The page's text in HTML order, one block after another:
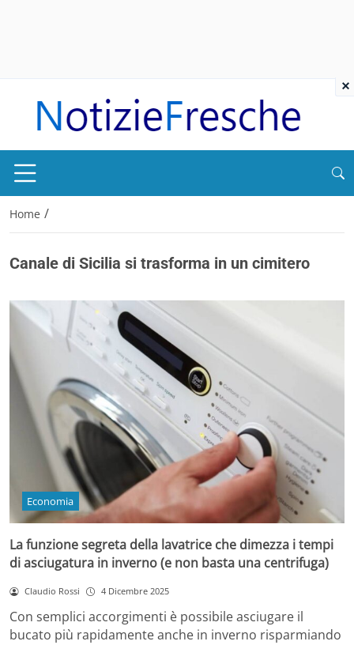
Home /
Canale di Sicilia si trasforma in un cimitero
Economia
La funzione segreta della lavatrice che dimezza i tempi
di asciugatura in inverno (e non basta una centrifuga)
Claudio Rossi 4 Dicembre 2025
Con semplici accorgimenti è possibile asciugare il
bucato più rapidamente anche in inverno risparmiando
×